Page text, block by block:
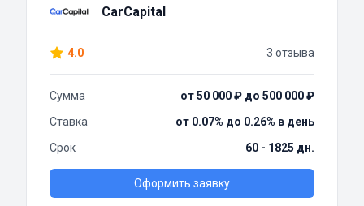
CarCapital
4.0 3 отзыва
Сумма
от 50 000 ₽ до 500 000 ₽
Ставка
от 0.07% до 0.26% в день
Срок
60 - 1825 дн.
Оформить заявку